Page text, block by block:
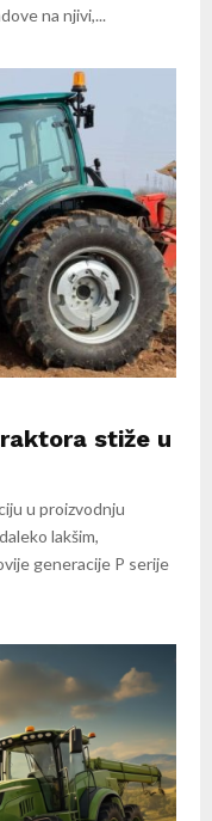
na njivi,...
stiže u
u proizvodnju
lakšim,
generacije P serije